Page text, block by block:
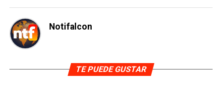
Notifalcon
TE PUEDE GUSTAR